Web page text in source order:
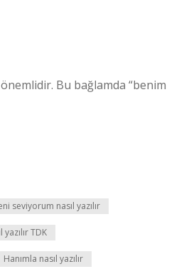
Bu bağlamda “benim
seviyorum nasıl yazılır
TDK
Hanımla nasıl yazılır